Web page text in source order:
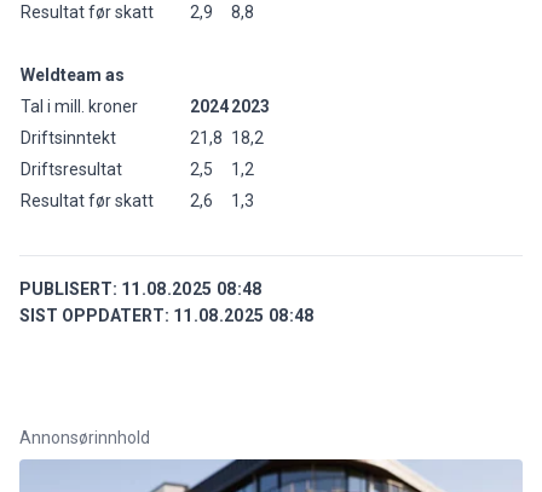
Resultat før skatt
2,9 8,8
Weldteam as
Tal i mill. kroner
20242023
Driftsinntekt
21,8 18,2
Driftsresultat
2,5
1,2
Resultat før skatt
2,6 1,3
PUBLISERT: 11.08.2025 08:48
SIST OPPDATERT: 11.08.2025 08:48
Annonsørinnhold